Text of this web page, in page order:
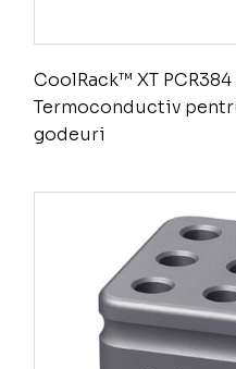
CoolRack™ XT
Termoconductiv
godeuri